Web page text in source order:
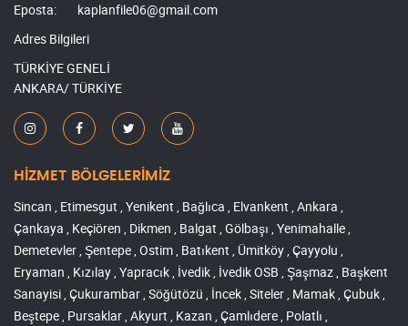
Eposta:
kaplanfile06@gmail.com
Adres Bilgileri
TÜRKİYE GENELİ
ANKARA/ TÜRKİYE
HİZMET BÖLGELERİMİZ
Sincan , Etimesgut , Yenikent , Bağlıca , Elvankent , Ankara ,
Çankaya , Keçiören , Dikmen , Balgat , Gölbaşı , Yenimahalle ,
Demetevler , Şentepe , Ostim , Batıkent , Ümitköy , Çayyolu ,
Eryaman , Kızılay , Yapracık , İvedik , İvedik OSB , Şaşmaz , Başkent
Sanayisi , Çukurambar , Söğütözü , İncek , Siteler , Mamak , Çubuk ,
Beştepe , Pursaklar , Akyurt , Kazan , Çamlıdere , Polatlı ,